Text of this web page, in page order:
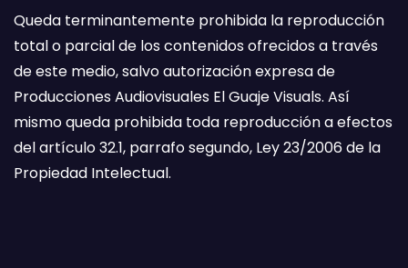
Queda terminantemente prohibida la reproducción
total o parcial de los contenidos ofrecidos a través
de este medio, salvo autorización expresa de
Producciones Audiovisuales El Guaje Visuals. Así
mismo queda prohibida toda reproducción a efectos
del artículo 32.1, parrafo segundo, Ley 23/2006 de la
Propiedad Intelectual.